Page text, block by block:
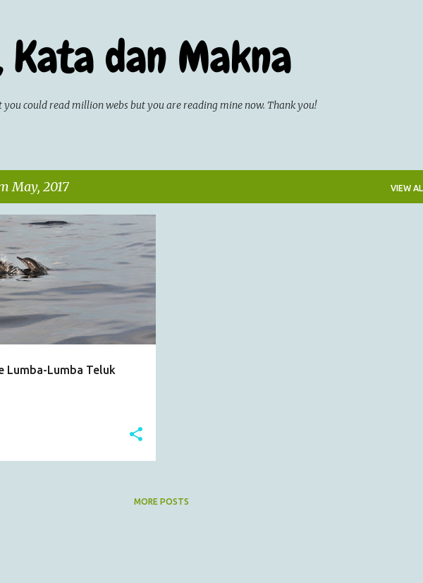
dan Makna
you could read million webs but you are reading mine now. Thank you!
May, 2017 VIEW
Lumba-Lumba Teluk
EVENT JALAN-JALAN
MORE POSTS